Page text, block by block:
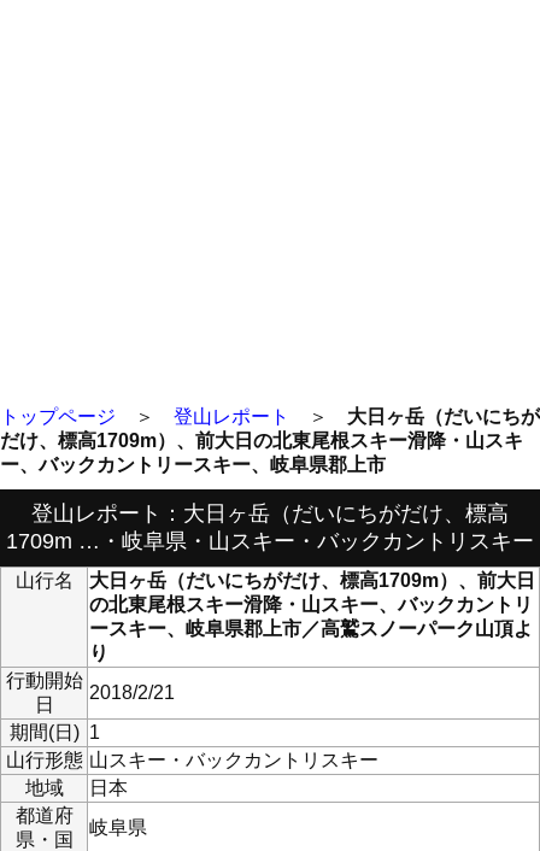
トップページ ＞ 登山レポート ＞ 大日ヶ岳（だいにちが
だけ、標高1709m）、前大日の北東尾根スキー滑降・山スキ
ー、バックカントリースキー、岐阜県郡上市
登山レポート：大日ヶ岳（だいにちがだけ、標高
1709m …・岐阜県・山スキー・バックカントリスキー
山行名
大日ヶ岳（だいにちがだけ、標高1709m）、前大日
の北東尾根スキー滑降・山スキー、バックカントリ
ースキー、岐阜県郡上市／高鷲スノーパーク山頂よ
り
行動開始
日
2018/2/21
期間(日) 1
山行形態 山スキー・バックカントリスキー
地域
日本
都道府
県・国
岐阜県